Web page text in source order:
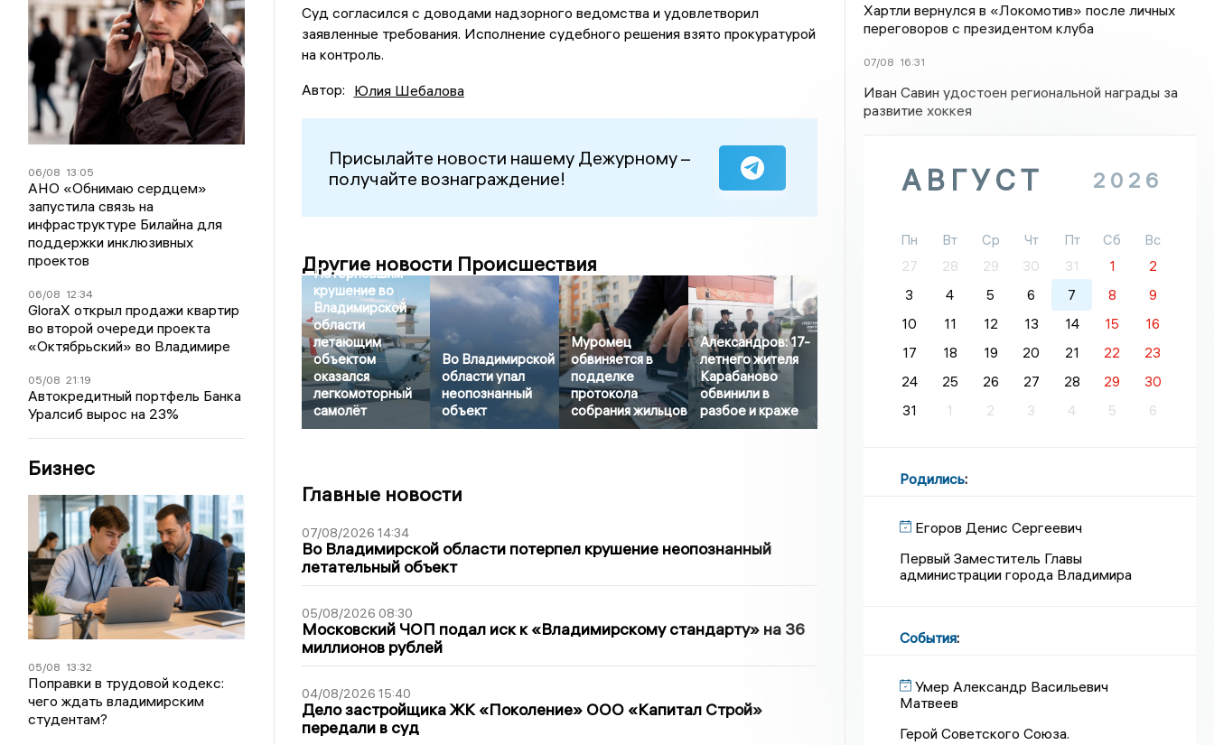
06/08 13:05
АНО «Обнимаю сердцем»
запустила связь на
инфраструктуре Билайна для
поддержки инклюзивных
проектов
06/08 12:34
GloraX открыл продажи квартир
во второй очереди проекта
«Октябрьский» во Владимире
05/08 21:19
Автокредитный портфель Банка
Уралсиб вырос на 23%
Бизнес
05/08 13:32
Поправки в трудовой кодекс:
чего ждать владимирским
студентам?
Суд согласился с доводами надзорного ведомства и удовлетворил
заявленные требования. Исполнение судебного решения взято прокуратурой
на контроль.
Автор: Юлия Шебалова
Присылайте новости нашему Дежурному –
получайте вознаграждение!
Другие новости Происшествия
Потерпевшим
крушение во
Владимирской
области
летающим
объектом
оказался
легкомоторный
самолёт
Во Владимирской
области упал
неопознанный
объект
Муромец
обвиняется в
подделке
протокола
собрания жильцов
Александров: 17-
летнего жителя
Карабаново
обвинили в
разбое и краже
Главные новости
07/08/2026 14:34
Во Владимирской области потерпел крушение неопознанный
летательный объект
05/08/2026 08:30
Московский ЧОП подал иск к «Владимирскому стандарту» на 36
миллионов рублей
04/08/2026 15:40
Дело застройщика ЖК «Поколение» ООО «Капитал Строй»
передали в суд
Хартли вернулся в «Локомотив» после личных
переговоров с президентом клуба
07/08 16:31
Иван Савин удостоен региональной награды за
развитие хоккея
АВГУСТ 2026
Пн Вт Ср Чт Пт Сб
Вс
27
28 29 30 31 1
2
3
4 5 6 7 8
9
10
11 12 13 14 15
16
17
18 19 20 21 22
23
24
25 26 27 28 29
30
31
1 2 3 4 5 6
Родились:
Егоров Денис Сергеевич
Первый Заместитель Главы
администрации города Владимира
События:
Умер Александр Васильевич
Матвеев
Герой Советского Союза.